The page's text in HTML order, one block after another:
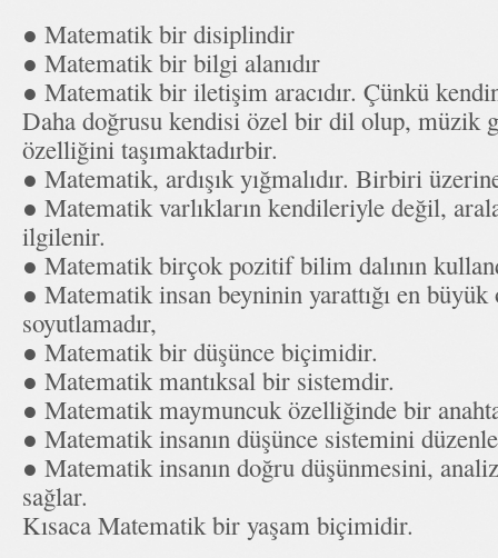
● Matematik bir disiplindir
● Matematik bir bilgi alanıdır
● Matematik bir iletişim aracıdır. Çünkü
Daha doğrusu kendisi özel bir dil olup, müzik
özelliğini taşımaktadırbir.
● Matematik, ardışık yığmalıdır. Birbiri
● Matematik varlıkların kendileriyle değil,
ilgilenir.
● Matematik birçok pozitif bilim dalının
● Matematik insan beyninin yarattığı en
soyutlamadır,
● Matematik bir düşünce biçimidir.
● Matematik mantıksal bir sistemdir.
● Matematik maymuncuk özelliğinde bir
● Matematik insanın düşünce sistemini
● Matematik insanın doğru düşünmesini,
sağlar.
Kısaca Matematik bir yaşam biçimidir.